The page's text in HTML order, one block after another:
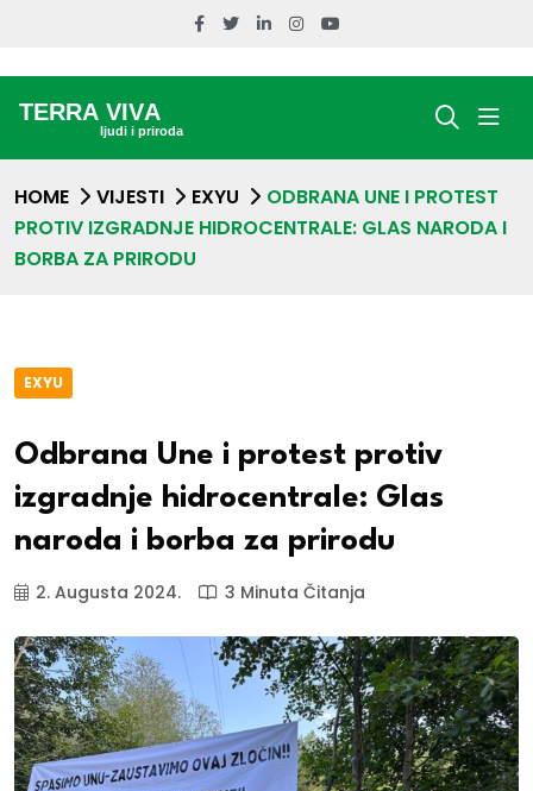
HOME VIJESTI EXYU
ODBRANA UNE I PROTEST
PROTIV IZGRADNJE HIDROCENTRALE: GLAS NARODA I
BORBA ZA PRIRODU
EXYU
Odbrana Une i protest protiv
izgradnje hidrocentrale: Glas
naroda i borba za prirodu
2. Augusta 2024. 3 Minuta Čitanja